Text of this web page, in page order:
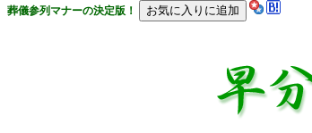
葬儀参列マナーの決定版！